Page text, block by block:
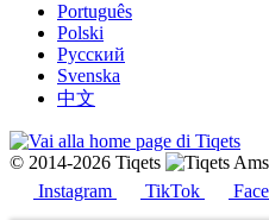
Português
Polski
Русский
Svenska
中文
© 2014-2026 Tiqets
Instagram
TikTok